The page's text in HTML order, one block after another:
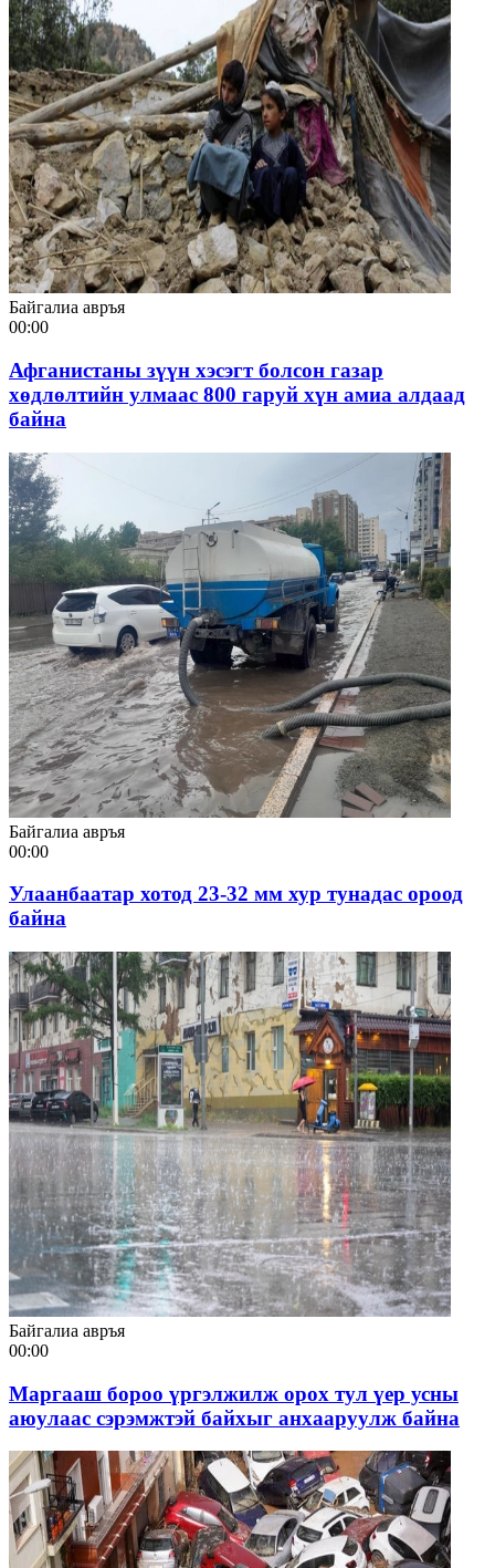
Байгалиа авръя
00:00
Афганистаны зүүн хэсэгт болсон газар
хөдлөлтийн улмаас 800 гаруй хүн амиа алдаад
байна
Байгалиа авръя
00:00
Улаанбаатар хотод 23-32 мм хур тунадас ороод
байна
Байгалиа авръя
00:00
Маргааш бороо үргэлжилж орох тул үер усны
аюулаас сэрэмжтэй байхыг анхааруулж байна